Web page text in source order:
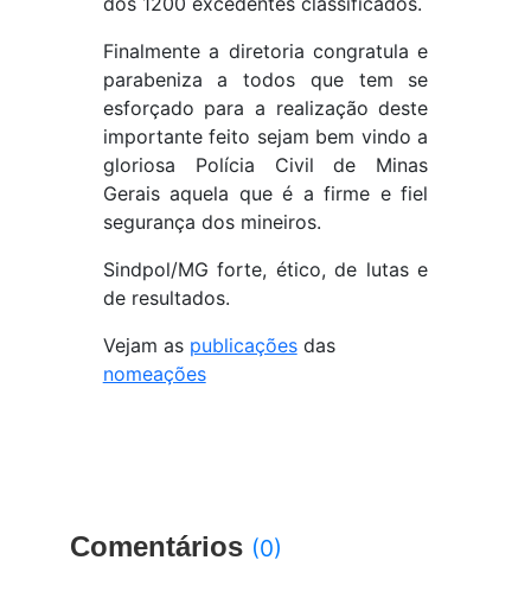
Finalmente a diretoria congratula e
parabeniza a todos que tem se
esforçado para a realização deste
importante feito sejam bem vindo a
gloriosa Polícia Civil de Minas
Gerais aquela que é a firme e fiel
segurança dos mineiros.
Sindpol/MG forte, ético, de lutas e
de resultados.
Vejam as publicaçõesdas
nomeações
Comentários (0)